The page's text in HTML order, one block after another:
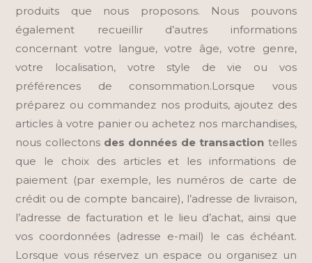
produits que nous proposons. Nous pouvons
également recueillir d’autres informations
concernant votre langue, votre âge, votre genre,
votre localisation, votre style de vie ou vos
préférences de consommation.Lorsque vous
préparez ou commandez nos produits, ajoutez des
articles à votre panier ou achetez nos marchandises,
nous collectons des données de transaction telles
que le choix des articles et les informations de
paiement (par exemple, les numéros de carte de
crédit ou de compte bancaire), l’adresse de livraison,
l’adresse de facturation et le lieu d’achat, ainsi que
vos coordonnées (adresse e-mail) le cas échéant.
Lorsque vous réservez un espace ou organisez un